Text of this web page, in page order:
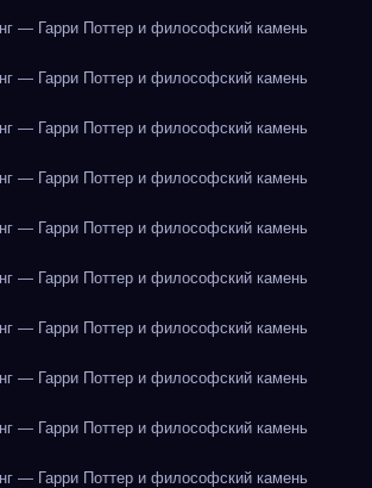
— Гарри Поттер и философский камень
— Гарри Поттер и философский камень
— Гарри Поттер и философский камень
— Гарри Поттер и философский камень
— Гарри Поттер и философский камень
— Гарри Поттер и философский камень
— Гарри Поттер и философский камень
— Гарри Поттер и философский камень
— Гарри Поттер и философский камень
— Гарри Поттер и философский камень